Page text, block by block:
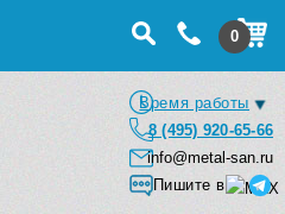
0
Время работы
8 (495) 920-65-66
info@metal-san.ru
Пишите в